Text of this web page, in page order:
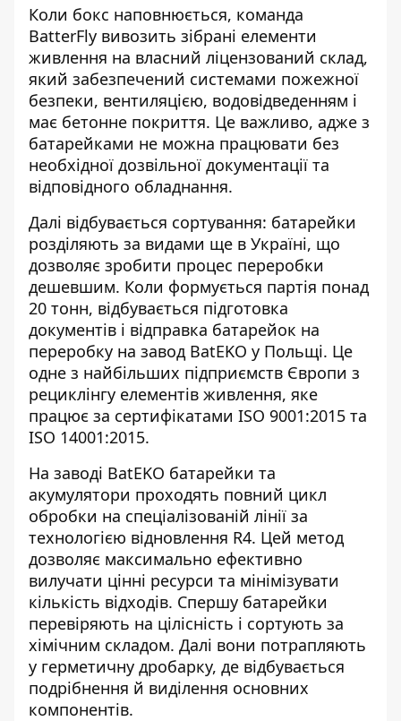
Коли бокс наповнюється, команда
BatterFly вивозить зібрані елементи
живлення на власний ліцензований склад,
який забезпечений системами пожежної
безпеки, вентиляцією, водовідведенням і
має бетонне покриття. Це важливо, адже з
батарейками не можна працювати без
необхідної дозвільної документації та
відповідного обладнання.
Далі відбувається сортування: батарейки
розділяють за видами ще в Україні, що
дозволяє зробити процес переробки
дешевшим. Коли формується партія понад
20 тонн, відбувається підготовка
документів і відправка батарейок на
переробку на завод BatEKO у Польщі. Це
одне з найбільших підприємств Європи з
рециклінгу елементів живлення, яке
працює за сертифікатами ISO 9001:2015 та
ISO 14001:2015.
На заводі BatEKO батарейки та
акумулятори проходять повний цикл
обробки на спеціалізованій лінії за
технологією відновлення R4. Цей метод
дозволяє максимально ефективно
вилучати цінні ресурси та мінімізувати
кількість відходів. Спершу батарейки
перевіряють на цілісність і сортують за
хімічним складом. Далі вони потрапляють
у герметичну дробарку, де відбувається
подрібнення й виділення основних
компонентів.